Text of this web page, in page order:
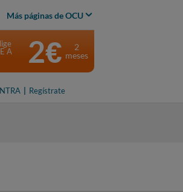
Más páginas de OCU
Regístrate
A
2€
2
meses